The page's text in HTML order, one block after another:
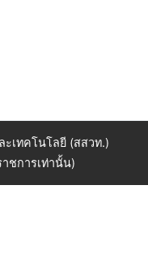
เทคโนโลยี (สสวท.)
ชการเท่านั้น)